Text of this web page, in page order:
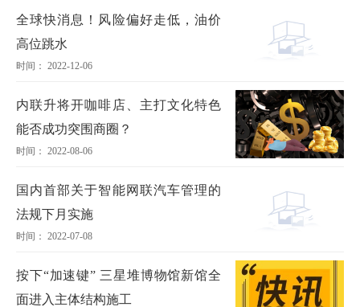
全球快消息！风险偏好走低，油价
高位跳水
时间： 2022-12-06
内联升将开咖啡店、主打文化特色
能否成功突围商圈？
时间： 2022-08-06
国内首部关于智能网联汽车管理的
法规下月实施
时间： 2022-07-08
按下“加速键” 三星堆博物馆新馆全
面进入主体结构施工